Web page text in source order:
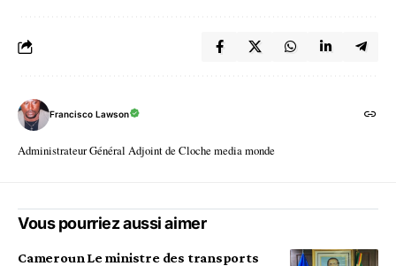
Francisco Lawson
Administrateur Général Adjoint de Cloche media monde
Vous pourriez aussi aimer
Cameroun Le ministre des transports